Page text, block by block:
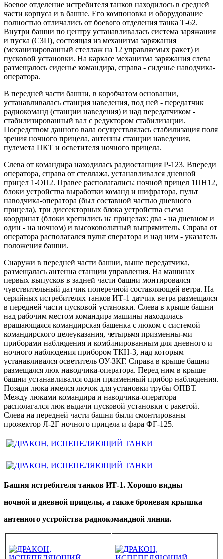
Боевое отделение истребителя танков находилось в средней
части корпуса и в башне. Его компоновка и оборудование
полностью отличались от боевого отделения танка Т-62.
Внутри башни по центру устанавливалась система заряжания
и пуска (СЗП), состоящая из механизма заряжания
(механизированный стеллаж на 12 управляемых ракет) и
пусковой установки. На каркасе механизма заряжания слева
размещалось сиденье командира, справа - сиденье наводчика-
оператора.
В передней части башни, в коробчатом основании,
устанавливалась станция наведения, под ней - передатчик
радиокоманд (станции наведения) и над передатчиком -
стабилизированный вал с редуктором стабилизации.
Посредством данного вала осуществлялась стабилизация поля
зрения ночного прицела, антенны станции наведения,
пулемета ПКТ и осветителя ночного прицела.
Слева от командира находилась радиостанция Р-123. Впереди
оператора, справа от стеллажа, устанавливался дневной
прицел 1-ОП2. Правее располагались: ночной прицел 1ПН12,
блоки устройства выработки команд и шифратора, пульт
наводчика-оператора (был составной частью дневного
прицела), три диссекторных блока устройства съема
координат (блоки крепились на прицелах: два - на дневном и
один - на ночном) и высоковольтный выпрямитель. Справа от
оператора располагался пульт оператора и над ним - указатель
положения башни.
Снаружи в передней части башни, выше передатчика,
размещалась антенна станции управления. На машинах
первых выпусков в задней части башни монтировался
чувствительный датчик поперечной составляющей ветра. На
серийных истребителях танков ИТ-1 датчик ветра размещался
в передней части пусковой установки. Слева в крыше башни
над рабочим местом командира машины находилась
вращающаяся командирская башенка с люком с системой
командирского целеуказания, четырьмя призменны-ми
приборами наблюдения и комбинированным для дневного и
ночного наблюдения прибором ТКН-3, над которым
устанавливался осветитель ОУ-ЗКГ. Справа в крыше башни
размещался люк наводчика-оператора. Перед ним в крыше
башни устанавливался один призменный прибор наблюдения.
Позади люка имелся лючок для установки трубы ОПВТ.
Между люками командира и наводчика-оператора
располагался люк выдачи пусковой установки с ракетой.
Слева на передней части башни были смонтированы
прожектор Л-2Г ночного прицела и фара ФГ-125.
Башня истребителя танков ИТ-1. Хорошо видны
ночной и дневной прицелы, а также броневая крышка
антенного устройства радиокомандной линии.